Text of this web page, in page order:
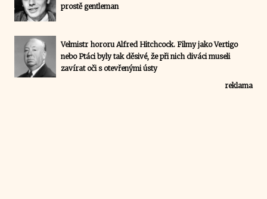
prostě gentleman
Velmistr hororu Alfred Hitchcock. Filmy jako Vertigo
nebo Ptáci byly tak děsivé, že při nich diváci museli
zavírat oči s otevřenými ústy
reklama